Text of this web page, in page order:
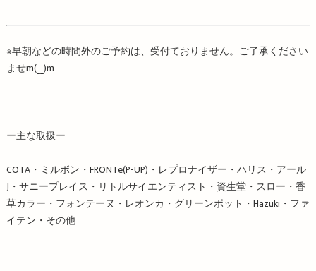
※早朝などの時間外のご予約は、受付ておりません。ご了承ください
ませm(__ )m
ー主な取扱ー
COTA・ミルボン・FRONTe(P-UP)・レプロナイザー・ハリス・アール
J・サニープレイス・リトルサイエンティスト・資生堂・スロー・香
草カラー・フォンテーヌ・レオンカ・グリーンポット・Hazuki・ファ
イテン・その他